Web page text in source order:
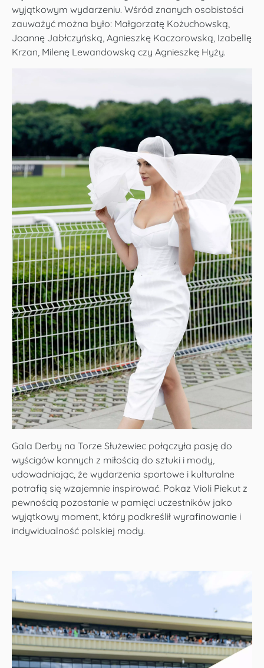
wyjątkowym wydarzeniu. Wśród znanych osobistości
zauważyć można było: Małgorzatę Kożuchowską,
Joannę Jabłczyńską, Agnieszkę Kaczorowską, Izabellę
Krzan, Milenę Lewandowską czy Agnieszkę Hyży.
Gala Derby na Torze Służewiec połączyła pasję do
wyścigów konnych z miłością do sztuki i mody,
udowadniając, że wydarzenia sportowe i kulturalne
potrafią się wzajemnie inspirować. Pokaz Violi Piekut z
pewnością pozostanie w pamięci uczestników jako
wyjątkowy moment, który podkreślił wyrafinowanie i
indywidualność polskiej mody.